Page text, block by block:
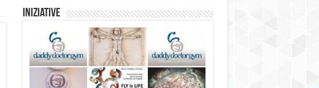
Iniziative